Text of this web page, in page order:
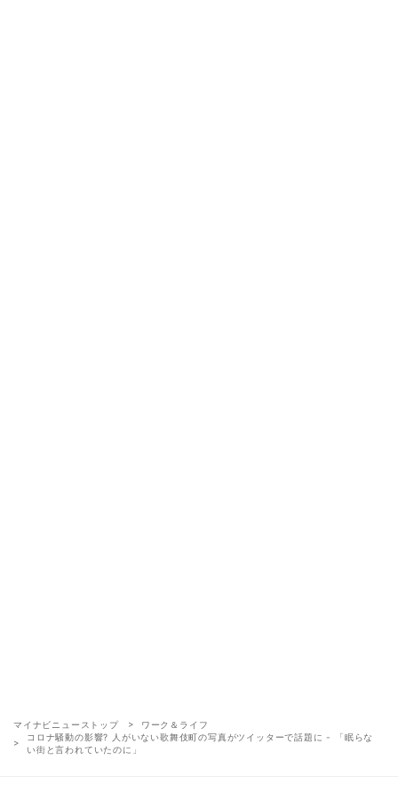
マイナビニューストップ
ワーク＆ライフ
コロナ騒動の影響? 人がいない歌舞伎町の写真がツイッターで話題に - 「眠らな
い街と言われていたのに」